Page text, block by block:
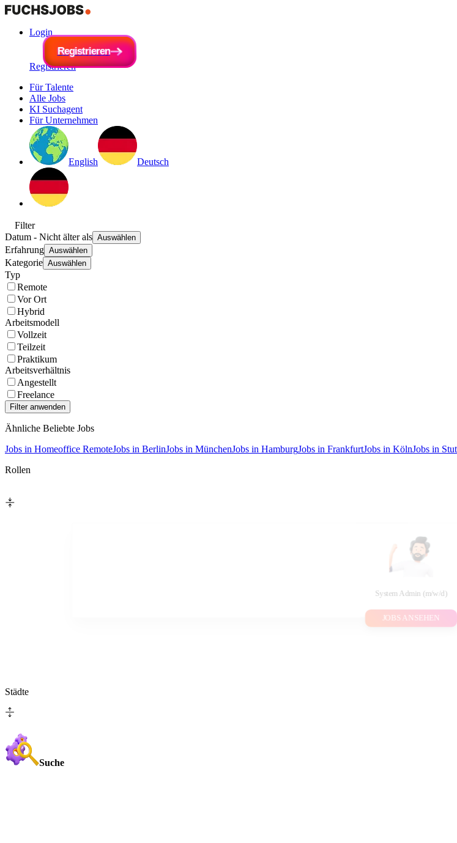
Login
Registrieren
Registrieren
Registrieren
Für Talente
Alle Jobs
KI Suchagent
Für Unternehmen
English Deutsch
Filter
Datum - Nicht älter als Auswählen
Erfahrung Auswählen
Kategorie Auswählen
Typ
Remote
Vor Ort
Hybrid
Arbeitsmodell
Vollzeit
Teilzeit
Praktikum
Arbeitsverhältnis
Angestellt
Freelance
Ähnliche Beliebte Jobs
Jobs in Homeoffice RemoteJobs in BerlinJobs in MünchenJobs in HamburgJobs in FrankfurtJobs in KölnJobs in
Rollen
System Admin (m/w/d)
JOBS ANSEHEN
Städte
Suche